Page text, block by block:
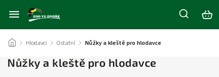
/ Hlodavci / Ostatní / Nůžky a kleště pro hlodavce
Nůžky a kleště pro hlodavce